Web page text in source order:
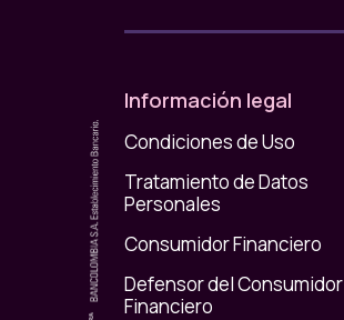
Información legal
Condiciones de Uso
Tratamiento de Datos
Personales
Consumidor Financiero
Defensor del Consumidor
Financiero